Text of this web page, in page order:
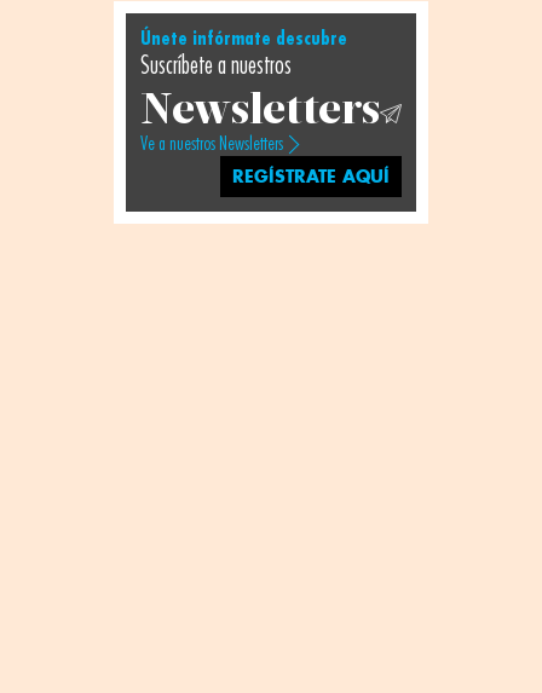
Únete infórmate descubre
Suscríbete a nuestros
Newsletters
Ve a nuestros Newsletters
REGÍSTRATE AQUÍ